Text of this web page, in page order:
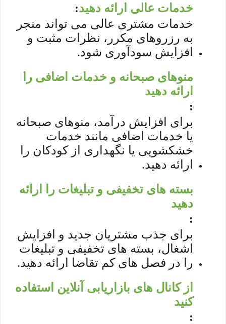
خدمات عالی ارائه دهید:
خدمات مشتری عالی می تواند منجر
به رزروهای مکرر، نظرات مثبت و
افزایش سودآوری شود.
منوهای صبحانه و خدمات اضافی را
ارائه دهید
:
برای افزایش درآمد، منوهای صبحانه
یا خدمات اضافی مانند خدمات
خشکشویی یا نگهداری از کودکان را
ارائه دهید.
بسته های تخفیفی و تبلیغات را ارائه
دهید
:
برای جذب مشتریان جدید و افزایش
اشغال، بسته های تخفیفی و تبلیغات
را در فصل های کم تقاضا ارائه دهید.
از کانال های بازاریابی آنلاین استفاده
کنید
: